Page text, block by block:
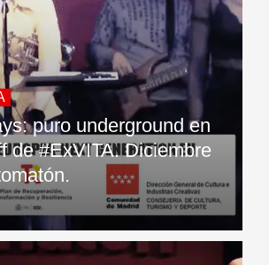
puro underground en
de #ExVITA. Diciembre